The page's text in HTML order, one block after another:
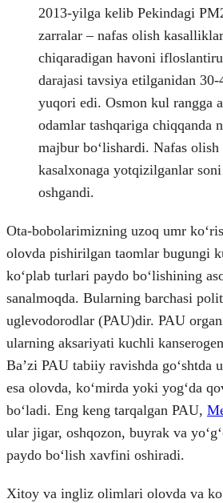
2013-yilga kelib Pekindagi
zarralar – nafas olish
chiqaradigan havoni
darajasi tavsiya etilganidan 30-
yuqori edi. Osmon kul rangga
odamlar tashqariga chiqqanda
majbur boʻlishardi. Nafas
kasalxonaga yotqizilganlar
oshgandi.
Ota-bobolarimizning uzoq umr
olovda pishirilgan taomlar bugungi
koʻplab turlari paydo boʻlishining
sanalmoqda. Bularning barchasi
uglevodorodlar (PAU)dir. PAU
ularning aksariyati kuchli
Baʼzi PAU tabiiy ravishda goʻshtda
esa olovda, koʻmirda yoki yogʻda
boʻladi. Eng keng tarqalgan PAU,
ular jigar, oshqozon, buyrak va
paydo boʻlish xavfini oshiradi.
Xitoy va ingliz olimlari olovda va